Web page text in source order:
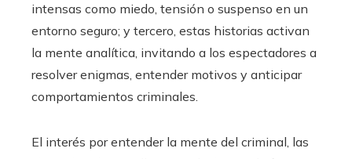
intensas como miedo, tensión o suspenso en un
entorno seguro; y tercero, estas historias activan
la mente analítica, invitando a los espectadores a
resolver enigmas, entender motivos y anticipar
comportamientos criminales.
El interés por entender la mente del criminal, las